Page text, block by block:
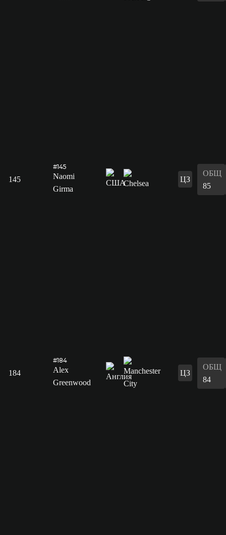
145
#145
Naomi
Girma
ЦЗ
ОБЩ
85
184
#184
Alex
Greenwood
ЦЗ
ОБЩ
84